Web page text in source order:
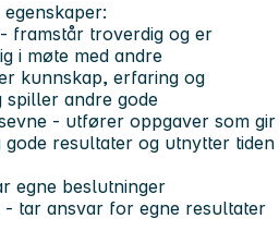
framstår troverdig og er
i møte med andre
kunnskap, erfaring og
spiller andre gode
- utfører oppgaver som gir
gode resultater og utnytter tiden
egne beslutninger
- tar ansvar for egne resultater